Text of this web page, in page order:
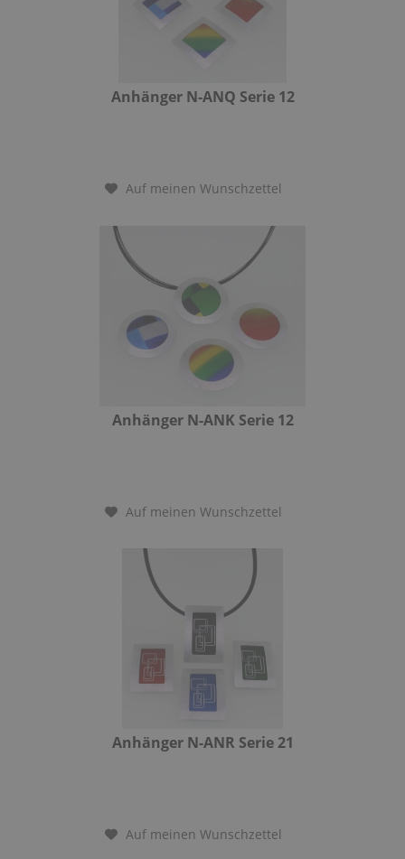
Anhänger N-ANQ Serie 12
Auf meinen Wunschzettel
Anhänger N-ANK Serie 12
Auf meinen Wunschzettel
Anhänger N-ANR Serie 21
Auf meinen Wunschzettel